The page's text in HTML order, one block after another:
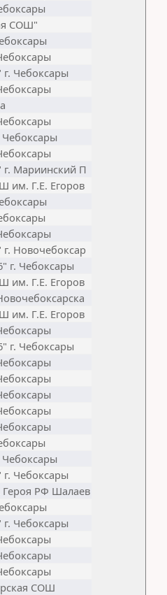
СОШ"
Чебоксары
Мариинский П
им. Г.Е. Егоров
Новочебоксар
г. Чебоксары
им. Г.Е. Егоров
им. Г.Е. Егоров
г. Чебоксары
Чебоксары
РФ Шалаев
Чебоксары
СОШ